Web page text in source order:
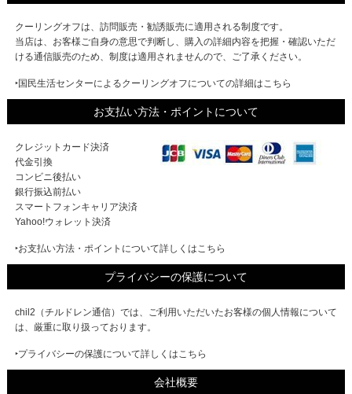
クーリングオフは、訪問販売・勧誘販売に適用される制度です。
当店は、お客様ご自身の意思で判断し、購入の詳細内容を把握・確認いただ
ける通信販売のため、制度は適用されませんので、ご了承ください。
‣国民生活センターによるクーリングオフについての詳細はこちら
お支払い方法・ポイントについて
クレジットカード決済
代金引換
コンビニ後払い
銀行振込前払い
スマートフォンキャリア決済
Yahoo!ウォレット決済
‣お支払い方法・ポイントについて詳しくはこちら
プライバシーの保護について
chil2（チルドレン通信）では、ご利用いただいたお客様の個人情報について
は、厳重に取り扱っております。
‣プライバシーの保護について詳しくはこちら
会社概要